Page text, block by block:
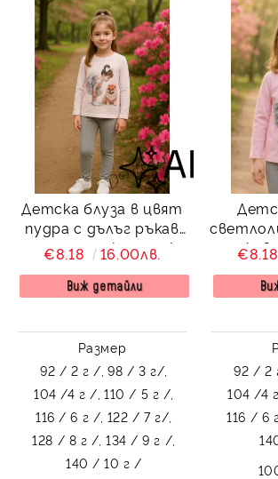
Детска блуза в цвят
пудра с дълъг ръкав
за момиче с картинка
на момиченце и куче
€8.18 16.00лв.
Виж детайли
Размер
92 / 2 г /, 98 / 3 г/,
104 /4 г /, 110 / 5 г /,
116 / 6 г /, 122 / 7 г/,
128 / 8 г /, 134 / 9 г /,
140 / 10 г /
€8.18
92 / 2
104 /4
116 / 6